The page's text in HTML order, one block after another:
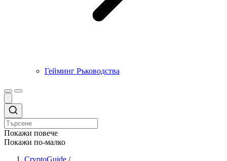
Гейминг Ръководства
Покажи повече
Покажи по-малко
CryptoGuide /